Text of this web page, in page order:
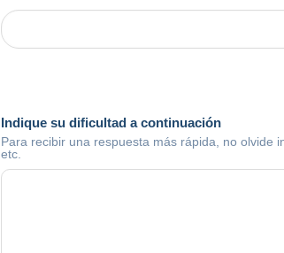
Indique su dificultad a continuación
Para recibir una respuesta más rápida, no olvide
etc.